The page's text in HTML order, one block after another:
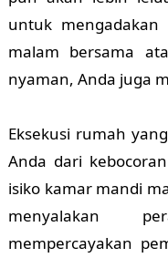
untuk
malam bersama
nyaman, Anda juga
Eksekusi rumah
Anda dari
isiko kamar mandi
menyalakan
mempercayakan